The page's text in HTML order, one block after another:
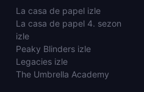
La casa de papel izle
La casa de papel 4. sezon
izle
Peaky Blinders izle
Legacies izle
The Umbrella Academy